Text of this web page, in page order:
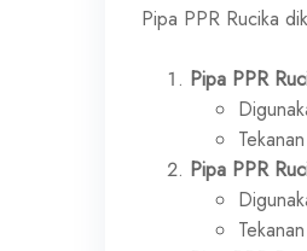
Pipa PPR Rucika
Pipa PPR
Pipa PPR